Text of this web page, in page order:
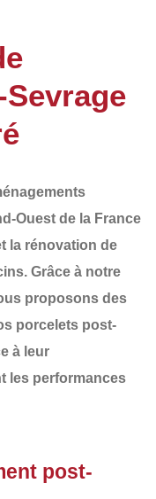
Ouest de la France
la rénovation de
. Grâce à notre
proposons des
porcelets post-
à leur
les performances
post-